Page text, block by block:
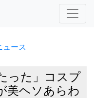
ュース
った」コスプ
美ヘソあらわ